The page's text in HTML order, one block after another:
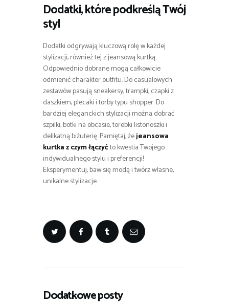
Dodatki, które podkreślą Twój
styl
Dodatki odgrywają kluczową rolę w każdej
stylizacji, również tej z jeansową kurtką.
Odpowiednio dobrane mogą całkowicie
odmienić charakter outfitu. Do casualowych
zestawów pasują sneakersy, trampki, czapki z
daszkiem, plecaki i torby typu shopper. Do
bardziej eleganckich stylizacji można dobrać
szpilki, botki na obcasie, torebki listonoszki i
delikatną biżuterię. Pamiętaj, żejeansowa
kurtka z czym łączyćto kwestia Twojego
indywidualnego stylu i preferencji!
Eksperymentuj, baw się modą i twórz własne,
unikalne stylizacje.
Dodatkowe posty